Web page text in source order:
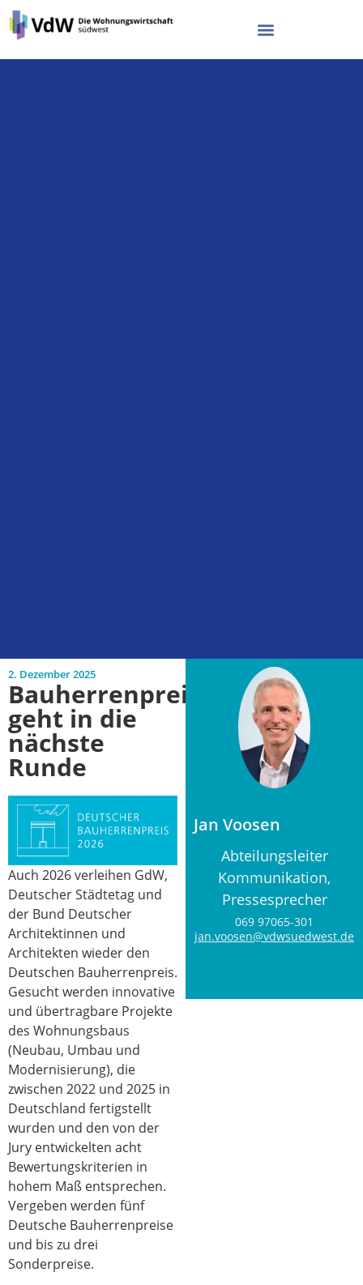
2. Dezember 2025
Bauherrenpreis
geht in die
nächste
Runde
Auch 2026 verleihen GdW,
Deutscher Städtetag und
der Bund Deutscher
Architektinnen und
Architekten wieder den
Deutschen Bauherrenpreis.
Gesucht werden innovative
und übertragbare Projekte
des Wohnungsbaus
(Neubau, Umbau und
Modernisierung), die
zwischen 2022 und 2025 in
Deutschland fertigstellt
wurden und den von der
Jury entwickelten acht
Bewertungskriterien in
hohem Maß entsprechen.
Vergeben werden fünf
Deutsche Bauherrenpreise
und bis zu drei
Sonderpreise.
Jan Voosen
Abteilungsleiter
Kommunikation,
Pressesprecher
069 97065-301
jan.voosen@vdwsuedwest.de